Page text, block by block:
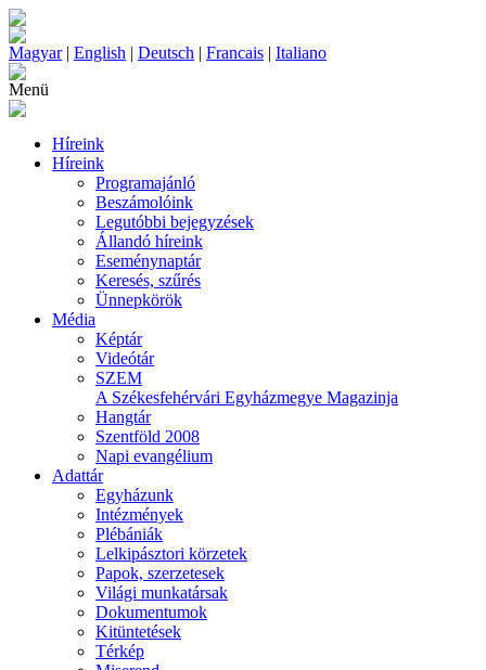
Magyar| English | Deutsch | Francais | Italiano
Menü
Híreink
Híreink
Programajánló
Beszámolóink
Legutóbbi bejegyzések
Állandó híreink
Eseménynaptár
Keresés, szűrés
Ünnepkörök
Média
Képtár
Videótár
SZEM
A Székesfehérvári Egyházmegye Magazinja
Hangtár
Szentföld 2008
Napi evangélium
Adattár
Egyházunk
Intézmények
Plébániák
Lelkipásztori körzetek
Papok, szerzetesek
Világi munkatársak
Dokumentumok
Kitüntetések
Térkép